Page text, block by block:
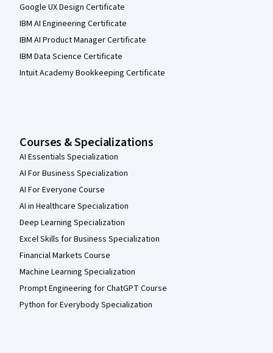
Google UX Design Certificate
IBM AI Engineering Certificate
IBM AI Product Manager Certificate
IBM Data Science Certificate
Intuit Academy Bookkeeping Certificate
Courses & Specializations
AI Essentials Specialization
AI For Business Specialization
AI For Everyone Course
AI in Healthcare Specialization
Deep Learning Specialization
Excel Skills for Business Specialization
Financial Markets Course
Machine Learning Specialization
Prompt Engineering for ChatGPT Course
Python for Everybody Specialization